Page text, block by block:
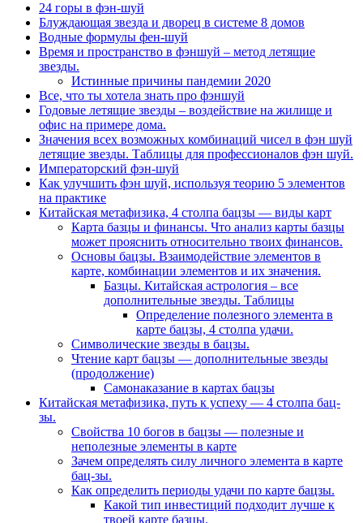
24 горы в фэн-шуй
Блуждающая звезда и дворец в системе 8 домов
Водные формулы фен-шуй
Время и пространство в фэншуй – метод летящие
звезды.
Истинные причины пандемии 2020
Все, что ты хотела знать про фэншуй
Годовые летящие звезды – воздействие на жилище и
офис на примере дома.
Значения всех возможных комбинаций чисел в фэн шуй
летящие звезды. Таблицы для профессионалов фэн шуй.
Императорский фэн-шуй
Как улучшить фэн шуй, используя теорию 5 элементов
на практике
Китайская метафизика, 4 столпа бацзы — виды карт
Карта базцы и финансы. Что анализ карты базцы
может прояснить относительно твоих финансов.
Основы бацзы. Взаимодействие элементов в
карте, комбинации элементов и их значения.
Базцы. Китайская астрология – все
дополнительные звезды. Таблицы
Определение полезного элемента в
карте бацзы, 4 столпа удачи.
Символические звезды в бацзы.
Чтение карт бацзы — дополнительные звезды
(продолжение)
Самонаказание в картах бацзы
Китайская метафизика, путь к успеху — 4 столпа бац-
зы.
Свойства 10 богов в бацзы — полезные и
неполезные элементы в карте
Зачем определять силу личного элемента в карте
бац-зы.
Как определить периоды удачи по карте бацзы.
Какой тип инвестиций подходит лучше к
твоей карте базцы.